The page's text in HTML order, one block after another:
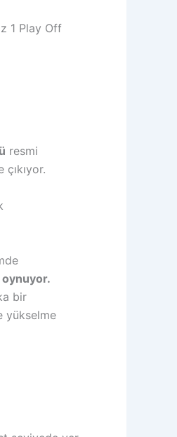
1 Play Off
resmi
oynuyor.
bir
yükselme